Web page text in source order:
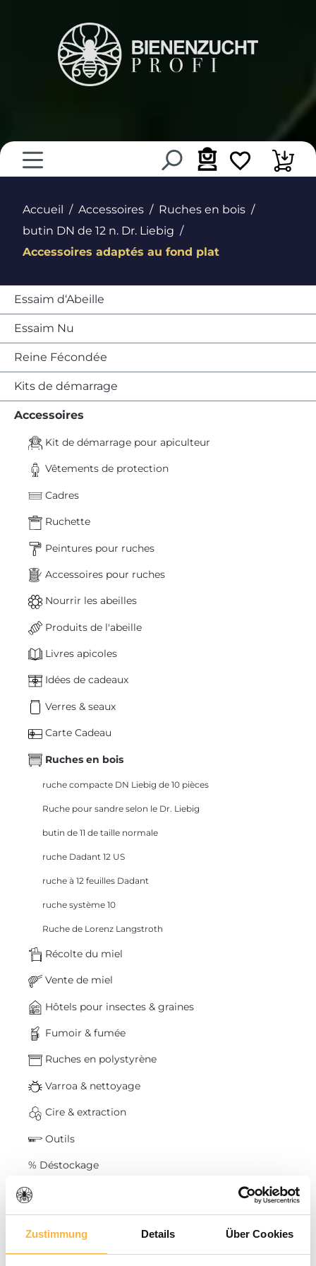
Zustimmung Details Über Cookies
Accueil Accessoires
Ruches en bois
butin DN de 12 n. Dr. Liebig
Accessoires adaptés au fond plat
Essaim d‘Abeille
Essaim Nu
Reine Fécondée
Kits de démarrage
Accessoires
Kit de démarrage pour apiculteur
Vêtements de protection
Cadres
Ruchette
Peintures pour ruches
Accessoires pour ruches
Nourrir les abeilles
Produits de l'abeille
Livres apicoles
Idées de cadeaux
Verres & seaux
Carte Cadeau
Ruches en bois
ruche compacte DN Liebig de 10 pièces
Ruche pour sandre selon le Dr. Liebig
butin de 11 de taille normale
ruche Dadant 12 US
ruche à 12 feuilles Dadant
ruche système 10
Ruche de Lorenz Langstroth
Récolte du miel
Vente de miel
Hôtels pour insectes & graines
Fumoir & fumée
Ruches en polystyrène
Varroa & nettoyage
Cire & extraction
Outils
% Déstockage
Fabrication de bougies
Paniers & essaims